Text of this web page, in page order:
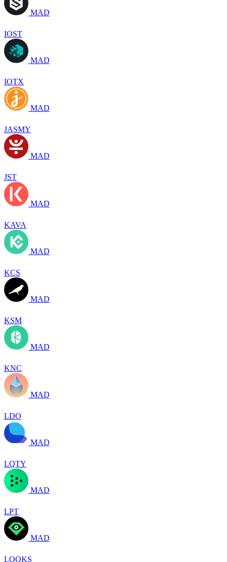
MAD
IOST
MAD
IOTX
MAD
JASMY
MAD
JST
MAD
KAVA
MAD
KCS
MAD
KSM
MAD
KNC
MAD
LDO
MAD
LQTY
MAD
LPT
MAD
LOOKS